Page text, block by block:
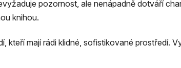
pozornost, ale nenápadně dotváří
knihou.
kteří mají rádi klidné, sofistikované prostředí.